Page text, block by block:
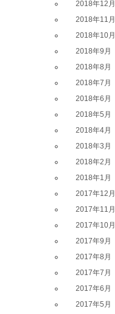
2018年12月
2018年11月
2018年10月
2018年9月
2018年8月
2018年7月
2018年6月
2018年5月
2018年4月
2018年3月
2018年2月
2018年1月
2017年12月
2017年11月
2017年10月
2017年9月
2017年8月
2017年7月
2017年6月
2017年5月